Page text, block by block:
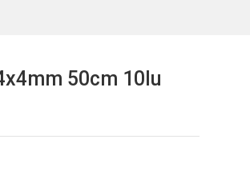
50cm 10lu